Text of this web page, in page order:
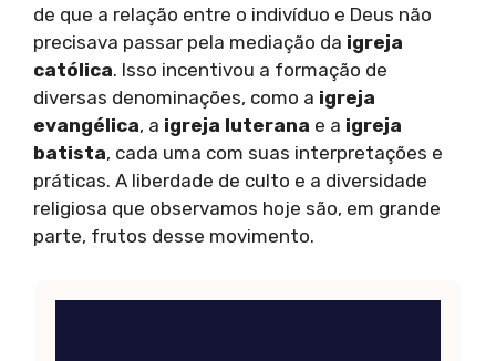
de que a relação entre o indivíduo e Deus não
precisava passar pela mediação da igreja
católica. Isso incentivou a formação de
diversas denominações, como a igreja
evangélica, a igreja luterana e a igreja
batista, cada uma com suas interpretações e
práticas. A liberdade de culto e a diversidade
religiosa que observamos hoje são, em grande
parte, frutos desse movimento.